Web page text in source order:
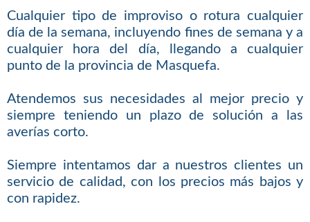
Cualquier tipo de improviso o rotura cualquier
día de la semana, incluyendo fines de semana y a
cualquier hora del día, llegando a cualquier
punto de la provincia de Masquefa.
Atendemos sus necesidades al mejor precio y
siempre teniendo un plazo de solución a las
averías corto.
Siempre intentamos dar a nuestros clientes un
servicio de calidad, con los precios más bajos y
con rapidez.